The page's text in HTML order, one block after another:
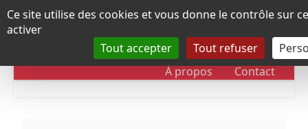
Panneau de gestion des cookies
Ce site utilise des cookies et vous donne le contrôle sur
activer
Tout accepter
Tout refuser
DOSSIERS CHRONOLOGIE
À propos Contact